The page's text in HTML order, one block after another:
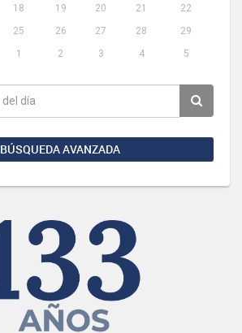
18 19 20 21
22
25 26 27 28
29
1 2 3 4 5
BÚSQUEDA AVANZADA